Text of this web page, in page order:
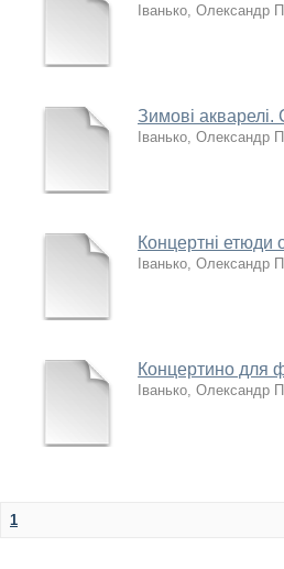
Іванько, Олександр
Зимові
Іванько, Олександр
Концертні етюди
Іванько, Олександр
Концертино для
Іванько, Олександр
1